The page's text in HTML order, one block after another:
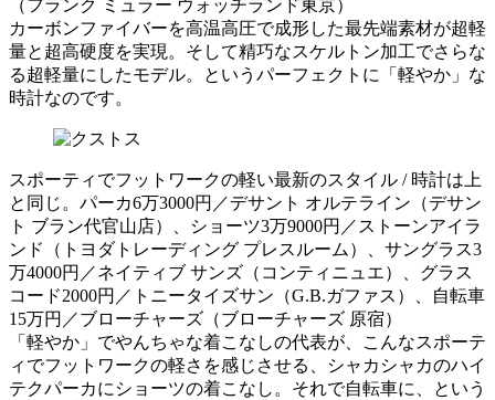
（フランク ミュラー ウォッチランド東京）
カーボンファイバーを高温高圧で成形した最先端素材が超軽
量と超高硬度を実現。そして精巧なスケルトン加工でさらな
る超軽量にしたモデル。というパーフェクトに「軽やか」な
時計なのです。
スポーティでフットワークの軽い最新のスタイル / 時計は上
と同じ。パーカ6万3000円／デサント オルテライン（デサン
ト ブラン代官山店）、ショーツ3万9000円／ストーンアイラ
ンド（トヨダトレーディング プレスルーム）、サングラス3
万4000円／ネイティブ サンズ（コンティニュエ）、グラス
コード2000円／トニータイズサン（G.B.ガファス）、自転車
15万円／ブローチャーズ（ブローチャーズ 原宿）
「軽やか」でやんちゃな着こなしの代表が、こんなスポーテ
ィでフットワークの軽さを感じさせる、シャカシャカのハイ
テクパーカにショーツの着こなし。それで自転車に、という